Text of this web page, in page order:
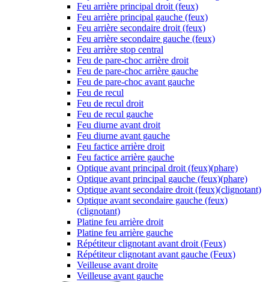
Feu arrière principal droit (feux)
Feu arrière principal gauche (feux)
Feu arrière secondaire droit (feux)
Feu arrière secondaire gauche (feux)
Feu arrière stop central
Feu de pare-choc arrière droit
Feu de pare-choc arrière gauche
Feu de pare-choc avant gauche
Feu de recul
Feu de recul droit
Feu de recul gauche
Feu diurne avant droit
Feu diurne avant gauche
Feu factice arrière droit
Feu factice arrière gauche
Optique avant principal droit (feux)(phare)
Optique avant principal gauche (feux)(phare)
Optique avant secondaire droit (feux)(clignotant)
Optique avant secondaire gauche (feux)
(clignotant)
Platine feu arrière droit
Platine feu arrière gauche
Répétiteur clignotant avant droit (Feux)
Répétiteur clignotant avant gauche (Feux)
Veilleuse avant droite
Veilleuse avant gauche